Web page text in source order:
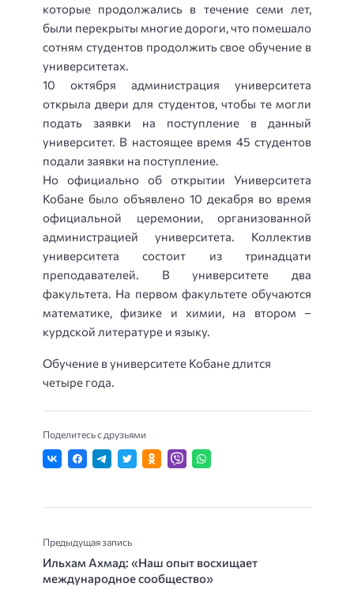
которые продолжались в течение семи лет,
были перекрыты многие дороги, что помешало
сотням студентов продолжить свое обучение в
университетах.
10 октября администрация университета
открыла двери для студентов, чтобы те могли
подать заявки на поступление в данный
университет. В настоящее время 45 студентов
подали заявки на поступление.
Но официально об открытии Университета
Кобане было объявлено 10 декабря во время
официальной церемонии, организованной
администрацией университета. Коллектив
университета состоит из тринадцати
преподавателей. В университете два
факультета. На первом факультете обучаются
математике, физике и химии, на втором –
курдской литературе и языку.
Обучение в университете Кобане длится
четыре года.
Поделитесь с друзьями
Предыдущая запись
Ильхам Ахмад: «Наш опыт восхищает
международное сообщество»